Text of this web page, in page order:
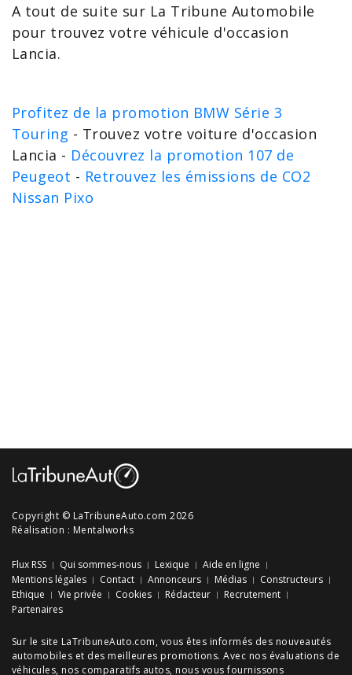
A tout de suite sur La Tribune Automobile
pour trouvez votrevéhicule d'occasion
Lancia.
Profitez de la promotion BMW Série 3
Touring - Trouvez votre voiture d'occasion
Lancia - Découvrez la promotion 107 de
Peugeot - Retrouvez les émissions de CO2
Nissan Pixo
Copyright © LaTribuneAuto.com 2026
Réalisation : Mentalworks
Flux RSS Qui sommes-nous Lexique
Aide en ligne
Mentions légales
Contact Annonceurs Médias
Constructeurs
Ethique
Vie privée Cookies Rédacteur
Recrutement
Partenaires
Sur le site LaTribuneAuto.com, vous êtes informés des nouveautés
automobiles et des meilleures promotions. Avec nos évaluations de
véhicules, nos comparatifs autos, nous vous fournissons